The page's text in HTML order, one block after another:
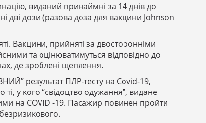
виданий принаймні за 14 днів до
дві дози (разова доза для вакцини Johnson
Вакцини, прийняті за двосторонніми
та оцінюватимуться відповідно до
де зроблені щеплення.
результат ПЛР-тесту на Covid-19,
у кого “свідоцтво одужання”, видане
на COVID -19. Пасажир повинен пройти